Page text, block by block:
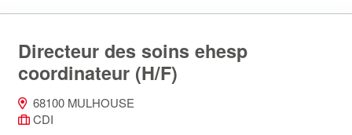
Directeur des soins ehesp
coordinateur (H/F)
68100 MULHOUSE
CDI